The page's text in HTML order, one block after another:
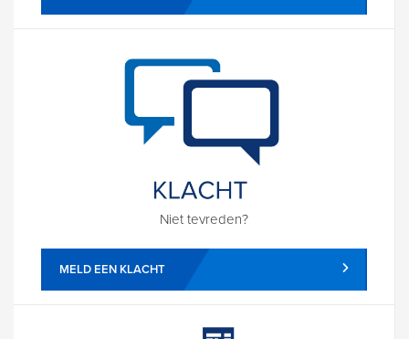
Niet tevreden?
MELD EEN KLACHT